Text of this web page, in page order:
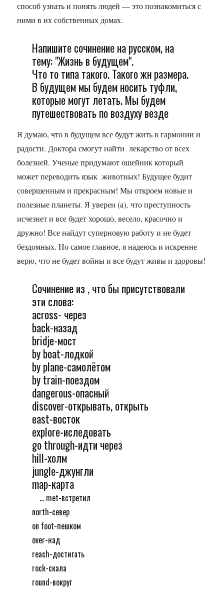
способ узнать и понять людей — это познакомиться с
ними в их собственных домах.
Напишите сочинение на русском, на
тему: "Жизнь в будущем".
Что то типа такого. Такого жн размера.
В будущем мы будем носить туфли,
которые могут летать. Мы будем
путешествовать по воздуху везде
Я думаю, что в будущем все будут жить в гармонии и
радости. Доктора смогут найти лекарство от всех
болезней. Ученые придумают ошейник который
может переводить язык животных! Будущее будит
совершенным и прекрасным! Мы откроем новые и
полезные планеты. Я уверен (а), что преступность
исчезнет и все будет хорошо, весело, красочно и
дружно! Все найдут суперновую работу и не будет
бездомных. Но самое главное, я надеюсь и искренне
верю, что не будет войны и все будут живы и здоровы!
Сочинение из , что бы присутствовали
эти слова:
across- через
back-назад
bridje-мост
by boat-лодкой
by plane-самолётом
by train-поездом
dangerous-опасный
discover-открывать, открыть
east-восток
explore-иследовать
go through-идти через
hill-холм
jungle-джунгли
map-карта
... met-встретил
north-север
on foot-пешком
over-над
reach-достигать
rock-скала
round-вокруг